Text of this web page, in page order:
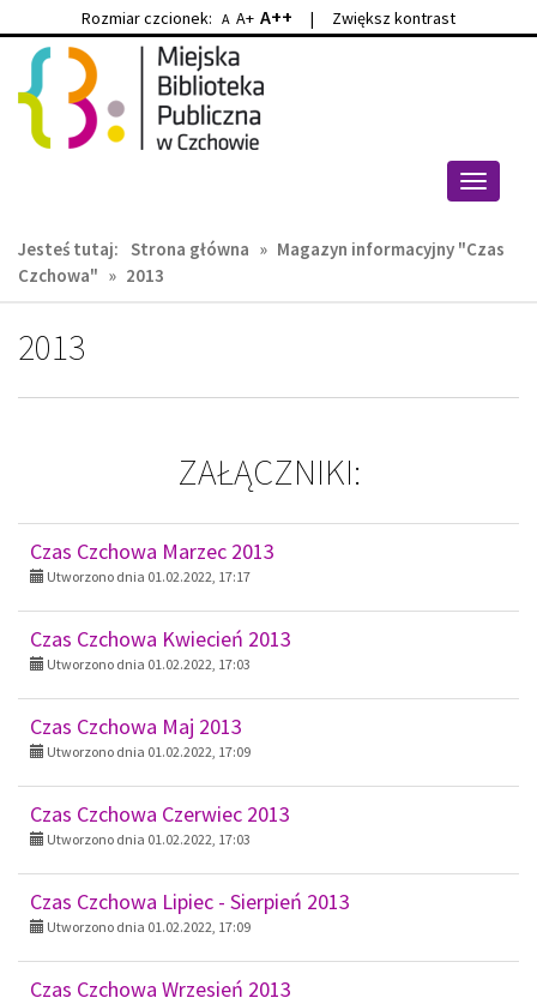
Przejdź
głównej
treści
Przejdź
wyszukiwarki
Rozmiar czcionek: A A+ A++ | Zwiększ kontrast
Przełącz
Jesteś tutaj: Strona główna » Magazyn informacyjny "Czas
Czchowa" » 2013
2013
ZAŁĄCZNIKI:
Czas Czchowa Marzec 2013
Utworzono dnia 01.02.2022, 17:17
Czas Czchowa Kwiecień 2013
Utworzono dnia 01.02.2022, 17:03
Czas Czchowa Maj 2013
Utworzono dnia 01.02.2022, 17:09
Czas Czchowa Czerwiec 2013
Utworzono dnia 01.02.2022, 17:03
Czas Czchowa Lipiec - Sierpień 2013
Utworzono dnia 01.02.2022, 17:09
Czas Czchowa Wrzesień 2013